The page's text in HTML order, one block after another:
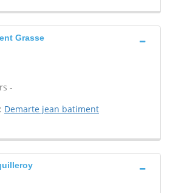
Grasse
-
Demarte jean batiment